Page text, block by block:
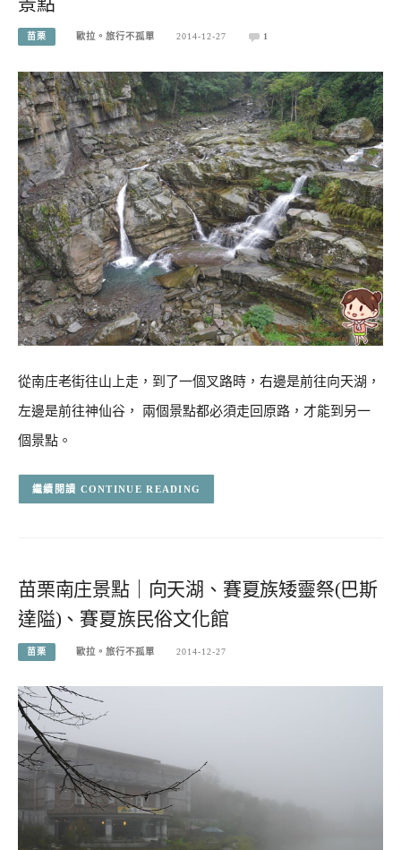
苗栗 歐拉。旅行不孤單 2014-12-27 1
從南庄老街往山上走，到了一個叉路時，右邊是前往向天湖，
左邊是前往神仙谷， 兩個景點都必須走回原路，才能到另一
個景點。
CONTINUE READING
苗栗南庄景點｜向天湖、賽夏族矮靈祭(巴斯
達隘)、賽夏族民俗文化館
苗栗 歐拉。旅行不孤單 2014-12-27